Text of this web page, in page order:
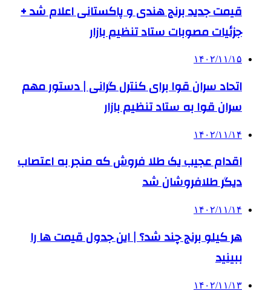
قیمت جدید برنج هندی و پاکستانی اعلام شد +
جزئیات مصوبات ستاد تنظیم بازار
۱۴۰۲/۱۱/۱۵
اتحاد سران قوا برای کنترل گرانی | دستور مهم
سران قوا به ستاد تنظیم بازار
۱۴۰۲/۱۱/۱۴
اقدام عجیب یک طلا فروش که منجر به اعتصاب
دیگر طلافروشان شد
۱۴۰۲/۱۱/۱۴
هر کیلو برنج چند شد؟ | این جدول قیمت ها را
ببینید
۱۴۰۲/۱۱/۱۳